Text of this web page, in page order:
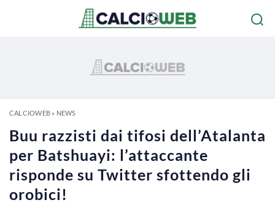
CALCIOWEB» NEWS
Buu razzisti dai tifosi dell’Atalanta
per Batshuayi: l’attaccante
risponde su Twitter sfottendo gli
orobici!